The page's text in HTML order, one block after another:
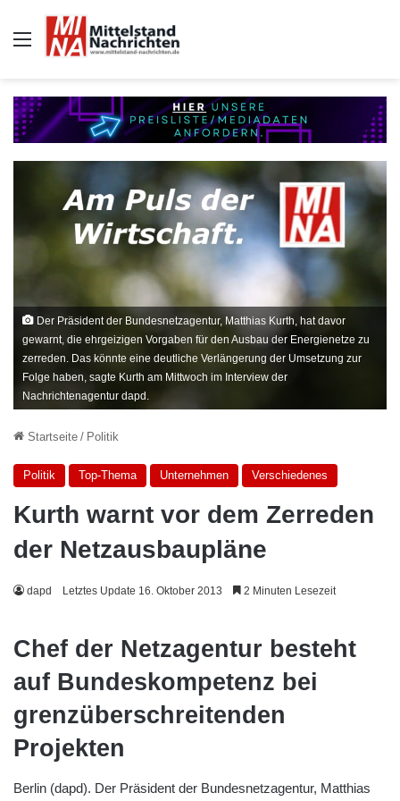
Auswahl
Der Präsident der Bundesnetzagentur, Matthias Kurth, hat davor
gewarnt, die ehrgeizigen Vorgaben für den Ausbau der Energienetze zu
zerreden. Das könnte eine deutliche Verlängerung der Umsetzung zur
Folge haben, sagte Kurth am Mittwoch im Interview der
Nachrichtenagentur dapd.
Startseite / Politik
Politik Top-Thema Unternehmen Verschiedenes
Kurth warnt vor dem Zerreden
der Netzausbaupläne
dapd Letztes Update 16. Oktober 2013 2 Minuten Lesezeit
Chef der Netzagentur besteht
auf Bundeskompetenz bei
grenzüberschreitenden
Projekten
Berlin (dapd). Der Präsident der Bundesnetzagentur, Matthias